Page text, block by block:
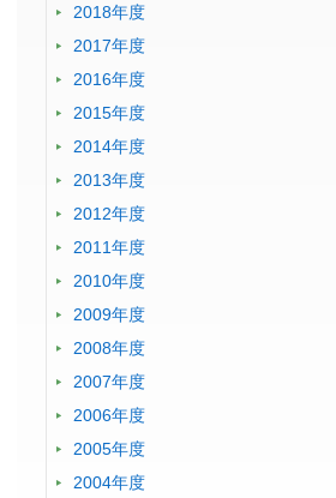
2018年度
2017年度
2016年度
2015年度
2014年度
2013年度
2012年度
2011年度
2010年度
2009年度
2008年度
2007年度
2006年度
2005年度
2004年度